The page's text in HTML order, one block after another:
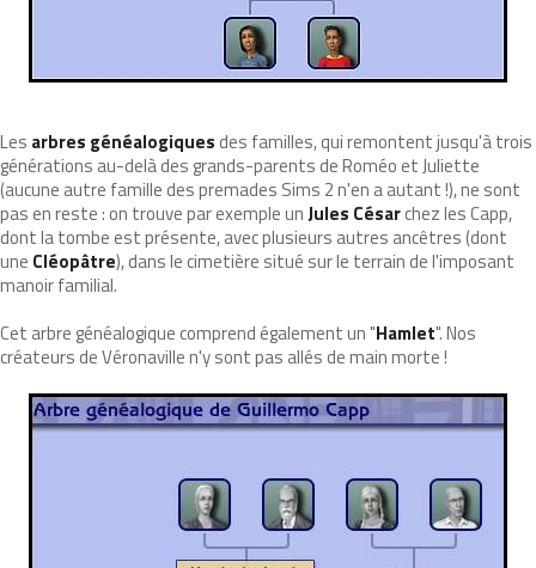
Les arbres généalogiquesdes familles, qui remontent jusqu'à trois
générations au-delà des grands-parents de Roméo et Juliette
(aucune autre famille des premades Sims 2 n'en a autant !), ne sont
pas en reste : on trouve par exemple unJules Césarchez les Capp,
dont la tombe est présente, avec plusieurs autres ancêtres (dont
une Cléopâtre), dans le cimetière situé sur le terrain de l'imposant
manoir familial.
Cet arbre généalogique comprend également un "Hamlet". Nos
créateurs de Véronaville n'y sont pas allés de main morte !